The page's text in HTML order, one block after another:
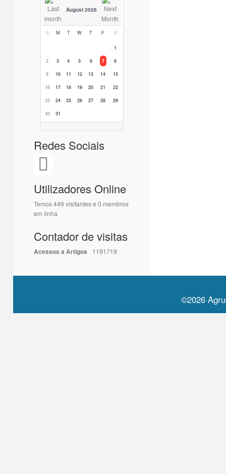
August 2026
S M T W T F S
1
2
3 4 5 6 7
8
9
10 11 12 13 14
15
16
17 18 19 20 21
22
23
24 25 26 27 28
29
30
31
Redes Sociais
Utilizadores Online
Temos 449 visitantes e 0 membros
em linha
Contador de visitas
Acessos a Artigos 1191719
©2026